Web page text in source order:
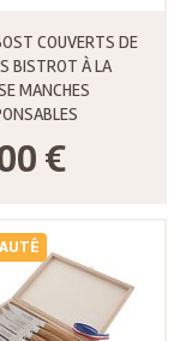
COUVERTS DE
BISTROT À LA
MANCHES
€